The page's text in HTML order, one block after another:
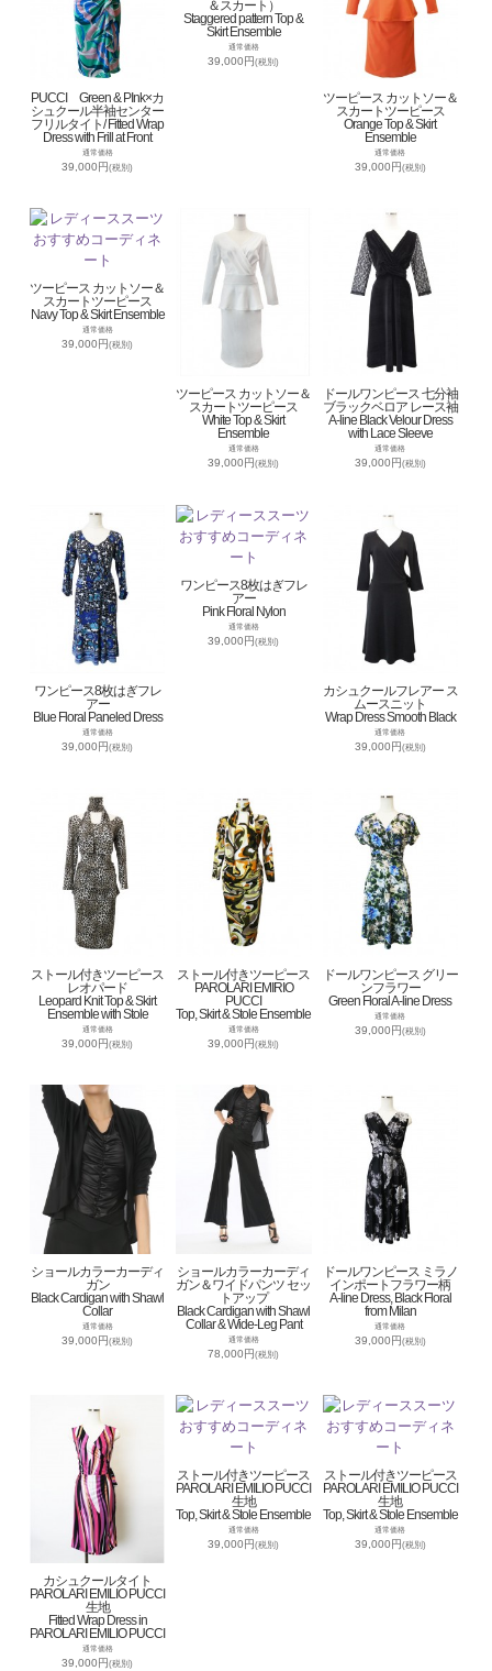
PUCCI Green & PInk×カ
シュクール半袖センター
フリルタイト/ Fitted Wrap
Dress with Frill at Front
通常価格
39,000円(税別)
＆スカート）
Staggered pattern Top &
Skirt Ensemble
通常価格
39,000円(税別)
ツーピース カットソー＆
スカートツーピース
Orange Top & Skirt
Ensemble
通常価格
39,000円(税別)
ツーピース カットソー＆
スカートツーピース
Navy Top & Skirt Ensemble
通常価格
39,000円(税別)
ツーピース カットソー＆
スカートツーピース
White Top & Skirt
Ensemble
通常価格
39,000円(税別)
ドールワンピース 七分袖
ブラックベロア レース袖
A-line Black Velour Dress
with Lace Sleeve
通常価格
39,000円 (税別)
ワンピース8枚はぎフレ
アー
Blue Floral Paneled Dress
通常価格
39,000円(税別)
ワンピース8枚はぎフレ
アー
Pink Floral Nylon
通常価格
39,000円(税別)
カシュクールフレアー ス
ムースニット
Wrap Dress Smooth Black
通常価格
39,000円 (税別)
ストール付きツーピース
レオパード
Leopard Knit Top & Skirt
Ensemble with Stole
通常価格
39,000円(税別)
ストール付きツーピース
PAROLARI EMIRIO
PUCCI
Top, Skirt & Stole Ensemble
通常価格
39,000円(税別)
ドールワンピース グリー
ンフラワー
Green Floral A-line Dress
通常価格
39,000円(税別)
ショールカラーカーディ
ガン
Black Cardigan with Shawl
Collar
通常価格
39,000円(税別)
ショールカラーカーディ
ガン＆ワイドパンツ セッ
トアップ
Black Cardigan with Shawl
Collar & Wide-Leg Pant
通常価格
78,000円(税別)
ドールワンピース ミラノ
インポートフラワー柄
A-line Dress, Black Floral
from Milan
通常価格
39,000円(税別)
カシュクールタイト
PAROLARI EMILIO PUCCI
生地
Fitted Wrap Dress in
PAROLARI EMILIO PUCCI
通常価格
39,000円(税別)
ストール付きツーピース
PAROLARI EMILIO PUCCI
生地
Top, Skirt & Stole Ensemble
通常価格
39,000円(税別)
ストール付きツーピース
PAROLARI EMILIO PUCCI
生地
Top, Skirt & Stole Ensemble
通常価格
39,000円(税別)